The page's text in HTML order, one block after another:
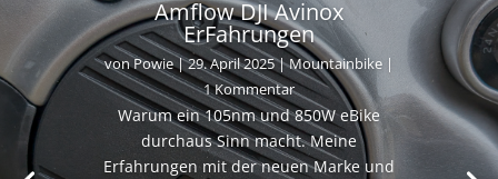
Amflow DJI Avinox
ErFahrungen
vonPowie|29. April 2025|Mountainbike |
1 Kommentar
Warum ein 105nm und 850W eBike
durchaus Sinn macht. Meine
Erfahrungen mit der neuen Marke und